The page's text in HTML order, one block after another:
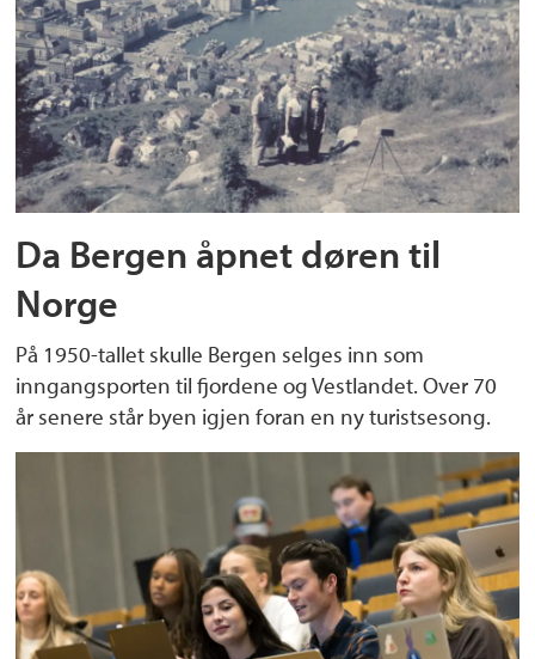
Da Bergen åpnet døren til
Norge
På 1950-tallet skulle Bergen selges inn som
inngangsporten til fjordene og Vestlandet. Over 70
år senere står byen igjen foran en ny turistsesong.